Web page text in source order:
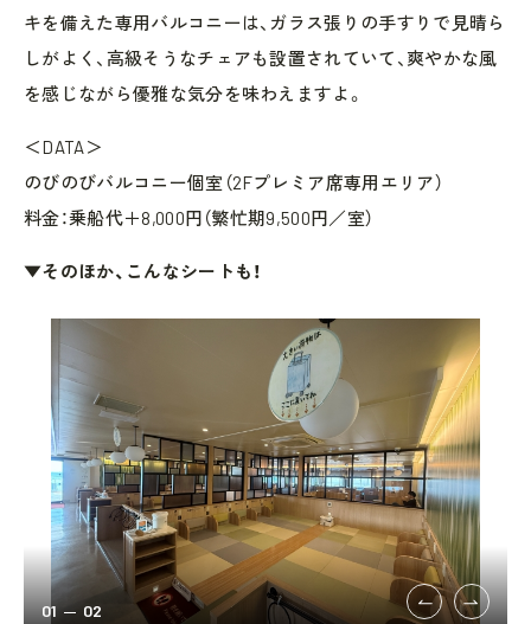
キを備えた専用バルコニーは、ガラス張りの手すりで見晴ら
しがよく、高級そうなチェアも設置されていて、爽やかな風
を感じながら優雅な気分を味わえますよ。
＜DATA＞
のびのびバルコニー個室（2Fプレミア席専用エリア）
料金：乗船代＋8,000円（繁忙期9,500円／室）
▼そのほか、こんなシートも！
01 02